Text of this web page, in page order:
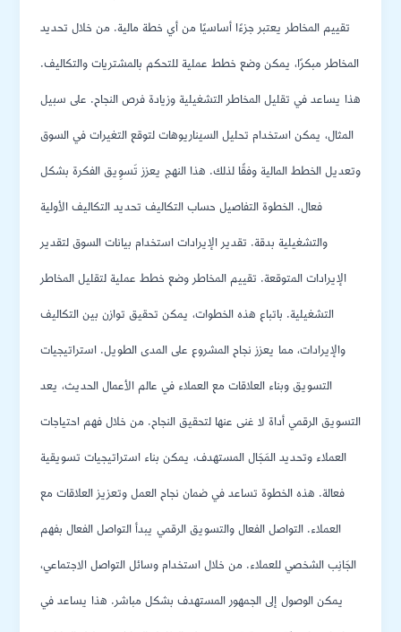
تقييم المخاطر يعتبر جزءًا أساسيًا من أي خطة مالية. من خلال تحديد
المخاطر مبكرًا، يمكن وضع خطط عملية للتحكم بالمشتريات والتكاليف.
هذا يساعد في تقليل المخاطر التشغيلية وزيادة فرص النجاح. على سبيل
المثال، يمكن استخدام تحليل السيناريوهات لتوقع التغيرات في السوق
وتعديل الخطط المالية وفقًا لذلك. هذا النهج يعزز تَسوِيق الفكرة بشكل
فعال. الخطوة التفاصيل حساب التكاليف تحديد التكاليف الأولية
والتشغيلية بدقة. تقدير الإيرادات استخدام بيانات السوق لتقدير
الإيرادات المتوقعة. تقييم المخاطر وضع خطط عملية لتقليل المخاطر
التشغيلية. باتباع هذه الخطوات، يمكن تحقيق توازن بين التكاليف
والإيرادات، مما يعزز نجاح المشروع على المدى الطويل. استراتيجيات
التسويق وبناء العلاقات مع العملاء في عالم الأعمال الحديث، يعد
التسويق الرقمي أداة لا غنى عنها لتحقيق النجاح. من خلال فهم احتياجات
العملاء وتحديد المَجَال المستهدف، يمكن بناء استراتيجيات تسويقية
فعالة. هذه الخطوة تساعد في ضمان نجاح العمل وتعزيز العلاقات مع
العملاء. التواصل الفعال والتسويق الرقمي يبدأ التواصل الفعال بفهم
الجَانِب الشخصي للعملاء. من خلال استخدام وسائل التواصل الاجتماعي،
يمكن الوصول إلى الجمهور المستهدف بشكل مباشر. هذا يساعد في